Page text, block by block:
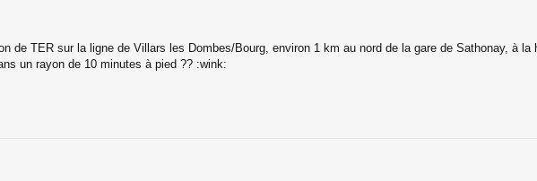
de TER sur la ligne de Villars les Dombes/Bourg, environ 1 km au nord de la gare de Sathonay, à
un rayon de 10 minutes à pied ?? :wink: